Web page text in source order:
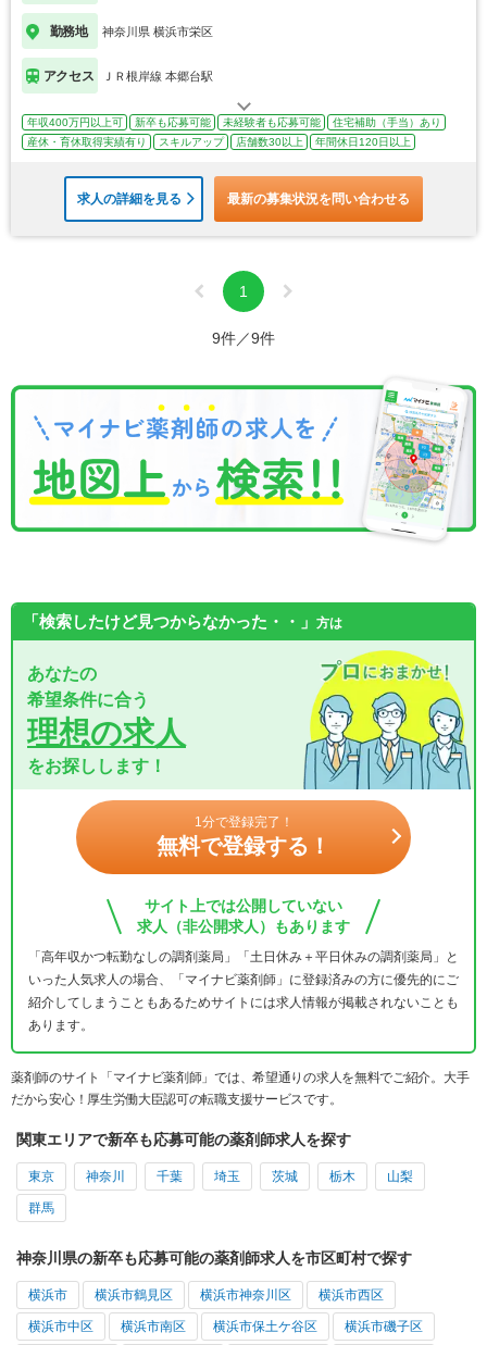
勤務地 神奈川県 横浜市栄区
アクセス ＪＲ根岸線 本郷台駅
年収400万円以上可 新卒も応募可能 未経験者も応募可能
住宅補助（手当）あり
産休・育休取得実績有り
スキルアップ 店舗数30以上 年間休日120日以上
求人の詳細を見る 最新の募集状況を問い合わせる
1
9件／9件
「検索したけど見つからなかった・・」 方は
あなたの
希望条件に合う
理想の求人
をお探しします！
1分で登録完了！
無料で登録する！
サイト上では公開していない
求人（非公開求人）もあります
「高年収かつ転勤なしの調剤薬局」「土日休み＋平日休みの調剤薬局」と
いった人気求人の場合、「マイナビ薬剤師」に登録済みの方に優先的にご
紹介してしまうこともあるためサイトには求人情報が掲載されないことも
あります。
薬剤師のサイト「マイナビ薬剤師」では、希望通りの求人を無料でご紹介。大手
だから安心！厚生労働大臣認可の転職支援サービスです。
関東エリアで新卒も応募可能の薬剤師求人を探す
東京 神奈川 千葉 埼玉 茨城 栃木 山梨
群馬
神奈川県の新卒も応募可能の薬剤師求人を市区町村で探す
横浜市 横浜市鶴見区 横浜市神奈川区 横浜市西区
横浜市中区 横浜市南区 横浜市保土ケ谷区 横浜市磯子区